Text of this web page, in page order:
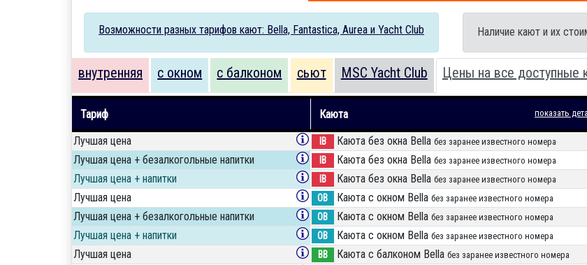
Возможности разных тарифов кают: Bella, Fantastica, Aurea и Yacht Club Наличие кают и их
внутренняя с окном с балконом сьют MSC Yacht Club Цены на все доступные
Тариф Каюта показать
Лучшая цена IB Каюта без окна Bella без заранее известного номера
Лучшая цена + безалкогольные напитки IB Каюта без окна Bella без заранее известного номера
Лучшая цена + напитки IB Каюта без окна Bella без заранее известного номера
Лучшая цена OB Каюта с окном Bella без заранее известного номера
Лучшая цена + безалкогольные напитки OB Каюта с окном Bella без заранее известного номера
Лучшая цена + напитки OB Каюта с окном Bella без заранее известного номера
Лучшая цена BB Каюта с балконом Bella без заранее известного номера